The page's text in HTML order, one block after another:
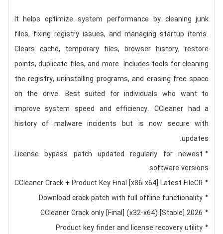
It helps optimize system performance by cleaning junk
files, fixing registry issues, and managing startup items.
Clears cache, temporary files, browser history, restore
points, duplicate files, and more. Includes tools for cleaning
the registry, uninstalling programs, and erasing free space
on the drive. Best suited for individuals who want to
improve system speed and efficiency. CCleaner had a
history of malware incidents but is now secure with
updates.
License bypass patch updated regularly for newest
software versions
CCleaner Crack + Product Key Final [x86-x64] Latest FileCR
Download crack patch with full offline functionality
CCleaner Crack only [Final] (x32-x64) [Stable] 2026
Product key finder and license recovery utility